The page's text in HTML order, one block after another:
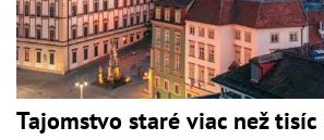
Tajomstvo staré viac než